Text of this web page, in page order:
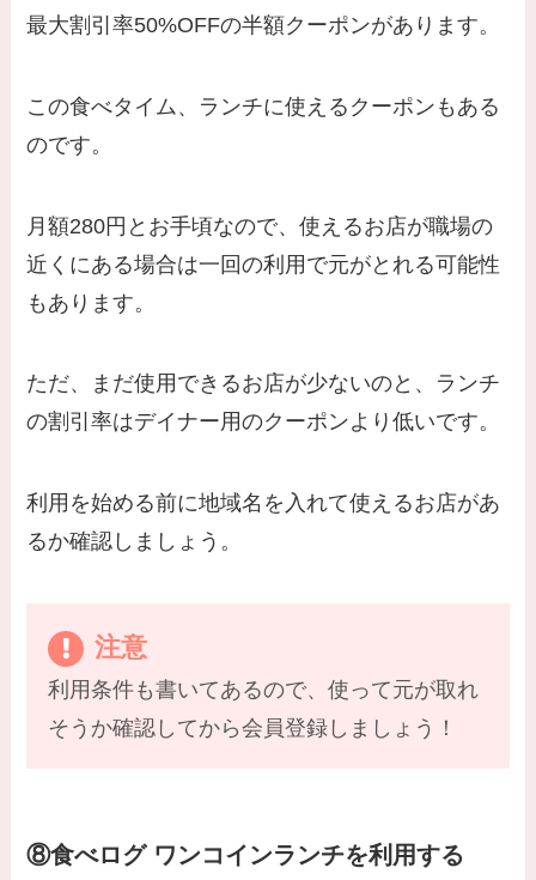
最大割引率50%OFFの半額クーポンがあります。
この食べタイム、ランチに使えるクーポンもある
のです。
月額280円とお手頃なので、使えるお店が職場の
近くにある場合は一回の利用で元がとれる可能性
もあります。
ただ、まだ使用できるお店が少ないのと、ランチ
の割引率はデイナー用のクーポンより低いです。
利用を始める前に地域名を入れて使えるお店があ
るか確認しましょう。
注意
利用条件も書いてあるので、使って元が取れ
そうか確認してから会員登録しましょう！
⑧食べログ ワンコインランチを利用する